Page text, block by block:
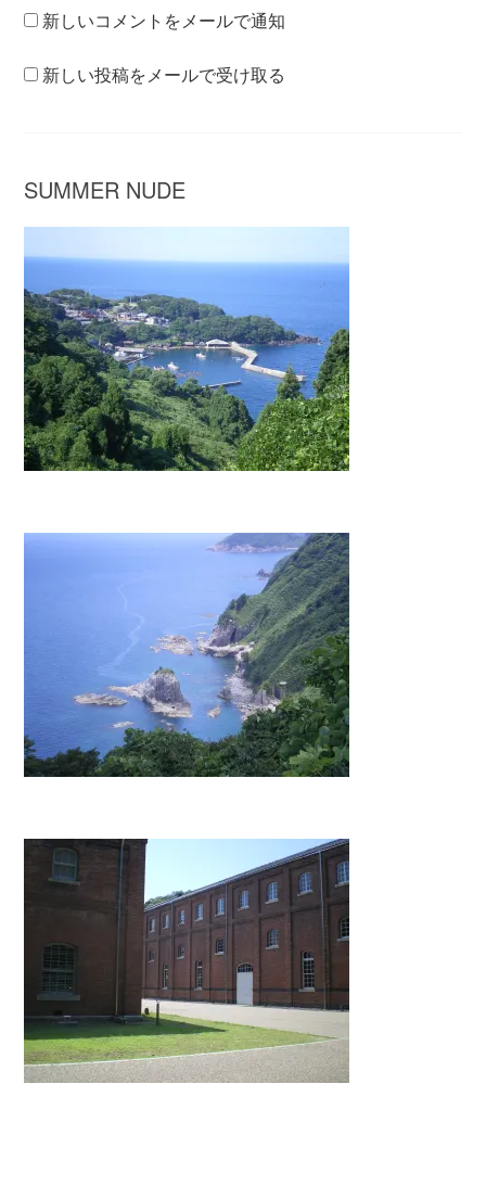
新しいコメントをメールで通知
新しい投稿をメールで受け取る
SUMMER NUDE